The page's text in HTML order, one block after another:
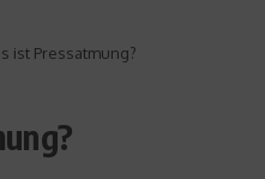
ist Pressatmung?